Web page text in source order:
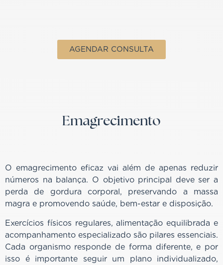
AGENDAR CONSULTA
Emagrecimento
O emagrecimento eficaz vai além de apenas reduzir
números na balança. O objetivo principal deve ser a
perda de gordura corporal, preservando a massa
magra e promovendo saúde, bem-estar e disposição.
Exercícios físicos regulares, alimentação equilibrada e
acompanhamento especializado são pilares essenciais.
Cada organismo responde de forma diferente, e por
isso é importante seguir um plano individualizado,